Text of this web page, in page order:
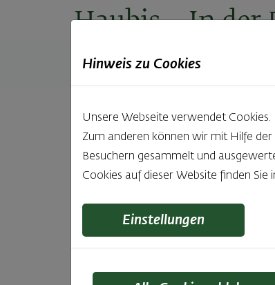
Haubis– In der
Produkte Backstuben
Hinweis zu Cookies
Unsere Webseite verwendet
Zum anderen können wir mit Hilfe
Besuchern gesammelt und
Cookies auf dieser Website finden Sie
Einstellungen